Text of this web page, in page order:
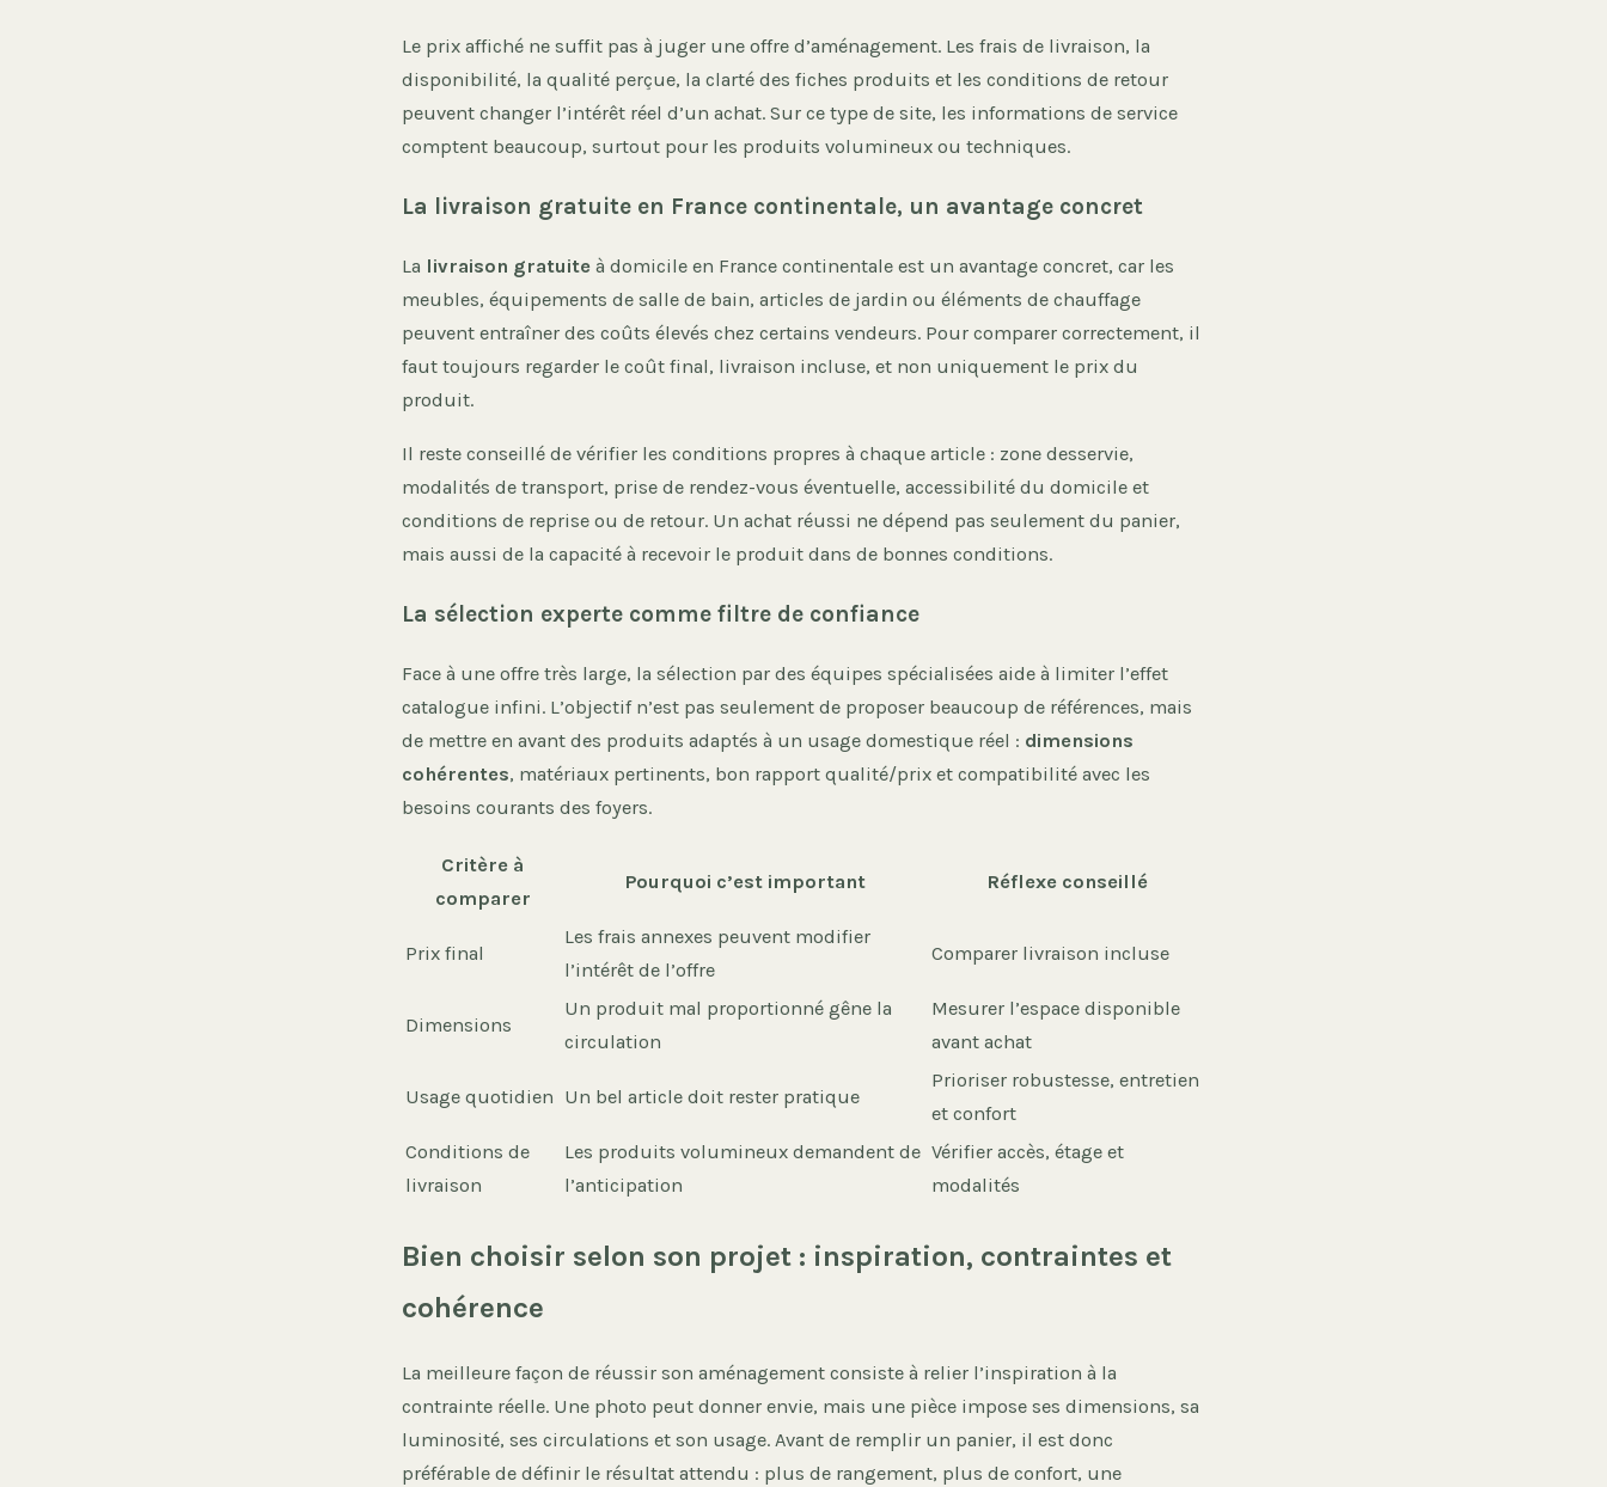
Le prix affiché ne suffit pas à juger une offre d’aménagement. Les frais de livraison, la
disponibilité, la qualité perçue, la clarté des fiches produits et les conditions de retour
peuvent changer l’intérêt réel d’un achat. Sur ce type de site, les informations de service
comptent beaucoup, surtout pour les produits volumineux ou techniques.
La livraison gratuite en France continentale, un avantage concret
La livraison gratuite à domicile en France continentale est un avantage concret, car les
meubles, équipements de salle de bain, articles de jardin ou éléments de chauffage
peuvent entraîner des coûts élevés chez certains vendeurs. Pour comparer correctement, il
faut toujours regarder le coût final, livraison incluse, et non uniquement le prix du
produit.
Il reste conseillé de vérifier les conditions propres à chaque article : zone desservie,
modalités de transport, prise de rendez-vous éventuelle, accessibilité du domicile et
conditions de reprise ou de retour. Un achat réussi ne dépend pas seulement du panier,
mais aussi de la capacité à recevoir le produit dans de bonnes conditions.
La sélection experte comme filtre de confiance
Face à une offre très large, la sélection par des équipes spécialisées aide à limiter l’effet
catalogue infini. L’objectif n’est pas seulement de proposer beaucoup de références, mais
de mettre en avant des produits adaptés à un usage domestique réel : dimensions
cohérentes, matériaux pertinents, bon rapport qualité/prix et compatibilité avec les
besoins courants des foyers.
Critère à
comparer
Pourquoi c’est important Réflexe conseillé
Prix final
Les frais annexes peuvent modifier
l’intérêt de l’offre
Comparer livraison incluse
Dimensions
Un produit mal proportionné gêne la
circulation
Mesurer l’espace disponible
avant achat
Usage quotidien Un bel article doit rester pratique
Prioriser robustesse, entretien
et confort
Conditions de
livraison
Les produits volumineux demandent de
l’anticipation
Vérifier accès, étage et
modalités
Bien choisir selon son projet : inspiration, contraintes et
cohérence
La meilleure façon de réussir son aménagement consiste à relier l’inspiration à la
contrainte réelle. Une photo peut donner envie, mais une pièce impose ses dimensions, sa
luminosité, ses circulations et son usage. Avant de remplir un panier, il est donc
préférable de définir le résultat attendu : plus de rangement, plus de confort, une